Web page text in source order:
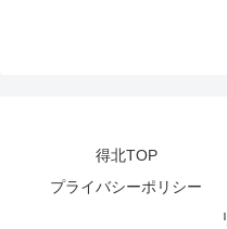
得北TOP
プライバシーポリシー